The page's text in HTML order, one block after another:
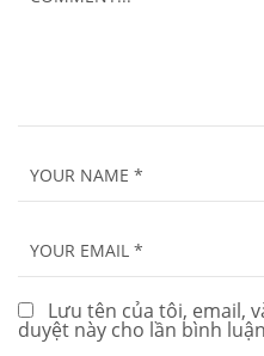
Lưu tên của tôi, email,
duyệt này cho lần bình